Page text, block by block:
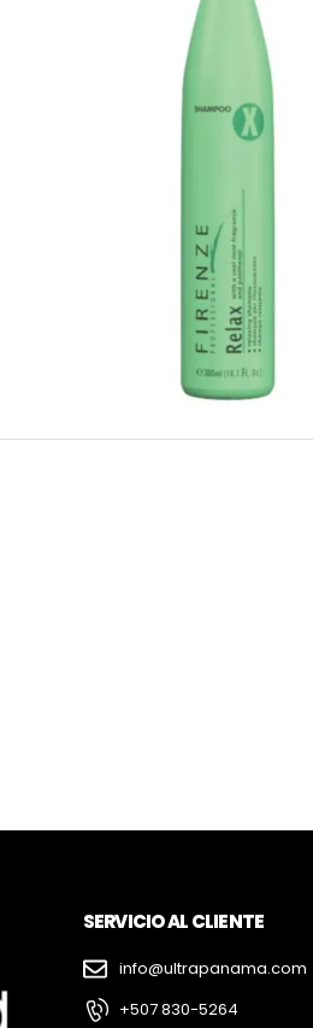
SERVICIO AL CLIENTE
info@ultrapanama.com
+507 830-5264